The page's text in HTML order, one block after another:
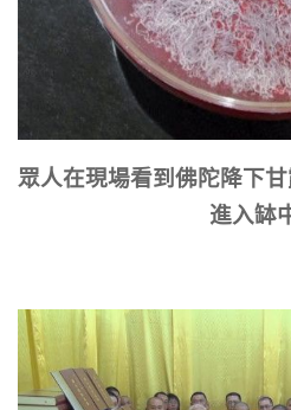
眾人在現場看到佛陀降下
進入缽